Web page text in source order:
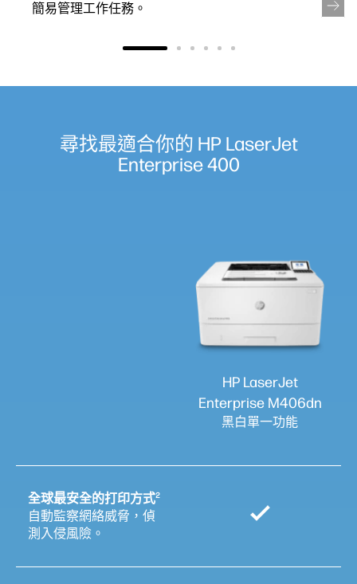
簡易管理工作任務。
尋找最適合你的 HP LaserJet
Enterprise 400
HP LaserJet
Enterprise M406dn
黑白單一功能
全球最安全的打印方式2
自動監察網絡威脅，偵
測入侵風險。